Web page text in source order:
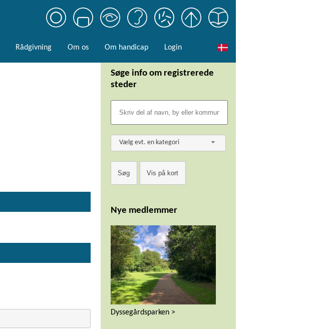
Rådgivning Om os Om handicap Login
Søge info om registrerede
steder
Vælg evt. en kategori
Nye medlemmer
Dyssegårdsparken >